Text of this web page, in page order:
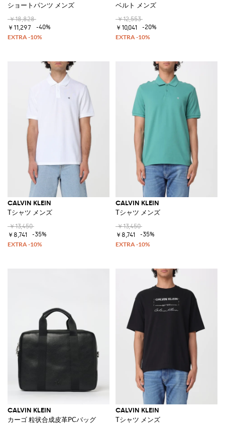
ショートパンツ メンズ
￥18,828
￥11,297
-40%
ベルト メンズ
￥12,553
￥10,041
-20%
CALVIN KLEIN
Tシャツ メンズ
￥13,450
￥8,741
-35%
CALVIN KLEIN
Tシャツ メンズ
￥13,450
￥8,741
-35%
CALVIN KLEIN
カーゴ 粒状合成皮革PCバッグ
CALVIN KLEIN
Tシャツ メンズ